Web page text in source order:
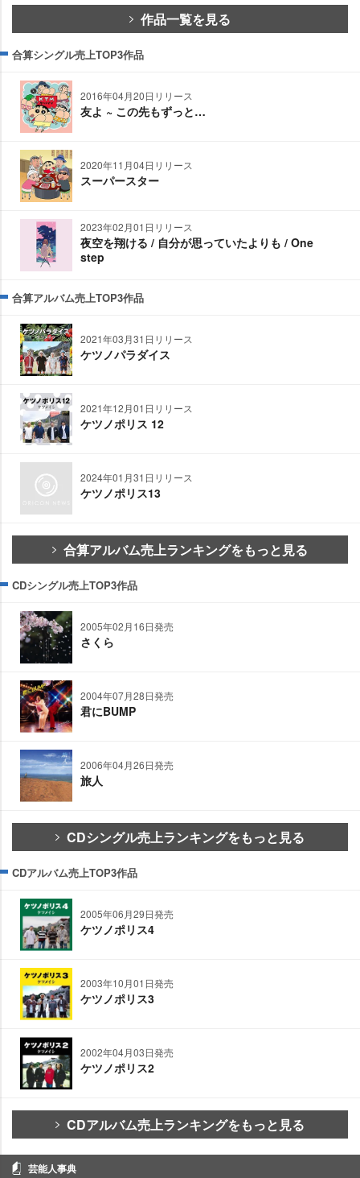
作品一覧を見る
合算シングル売上TOP3作品
2016年04月20日リリース
友よ ~ この先もずっと…
2020年11月04日リリース
スーパースター
2023年02月01日リリース
夜空を翔ける / 自分が思っていたよりも / One
step
合算アルバム売上TOP3作品
2021年03月31日リリース
ケツノパラダイス
2021年12月01日リリース
ケツノポリス 12
2024年01月31日リリース
ケツノポリス13
合算アルバム売上ランキングをもっと見る
CDシングル売上TOP3作品
2005年02月16日発売
さくら
2004年07月28日発売
君にBUMP
2006年04月26日発売
旅人
CDシングル売上ランキングをもっと見る
CDアルバム売上TOP3作品
2005年06月29日発売
ケツノポリス4
2003年10月01日発売
ケツノポリス3
2002年04月03日発売
ケツノポリス2
CDアルバム売上ランキングをもっと見る
芸能人事典